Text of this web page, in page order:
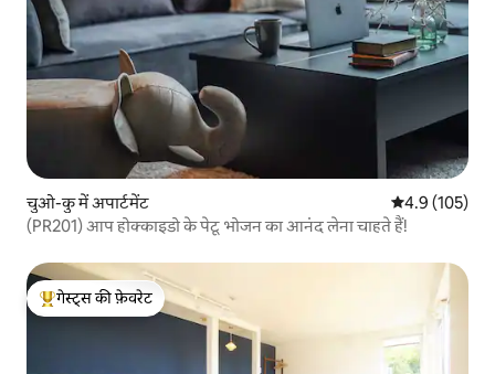
चुओ-कु में अपार्टमेंट औसत रेटिंग 5 में
4.9 (105)
(PR201) आप होक्काइडो के पेटू भोजन का आनंद लेना चाहते हैं!
गेस्ट्स का टॉप फ़ेवरेट
गेस्ट्स की फ़ेवरेट